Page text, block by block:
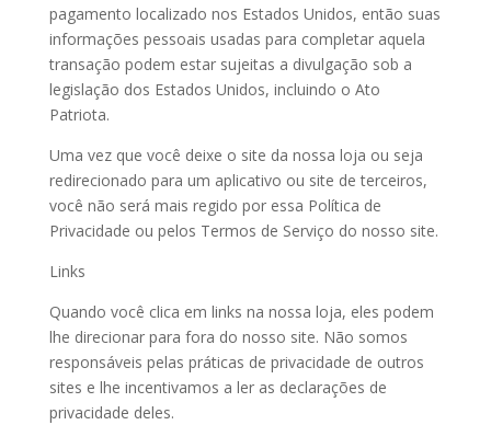
pagamento localizado nos Estados Unidos, então suas
informações pessoais usadas para completar aquela
transação podem estar sujeitas a divulgação sob a
legislação dos Estados Unidos, incluindo o Ato
Patriota.
Uma vez que você deixe o site da nossa loja ou seja
redirecionado para um aplicativo ou site de terceiros,
você não será mais regido por essa Política de
Privacidade ou pelos Termos de Serviço do nosso site.
Links
Quando você clica em links na nossa loja, eles podem
lhe direcionar para fora do nosso site. Não somos
responsáveis pelas práticas de privacidade de outros
sites e lhe incentivamos a ler as declarações de
privacidade deles.